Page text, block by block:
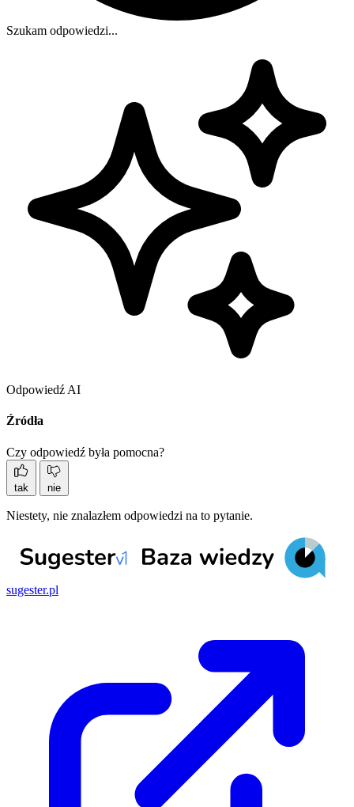
Szukam odpowiedzi...
Odpowiedź AI
Źródła
Czy odpowiedź była pomocna?
tak nie
Niestety, nie znalazłem odpowiedzi na to pytanie.
sugester.pl